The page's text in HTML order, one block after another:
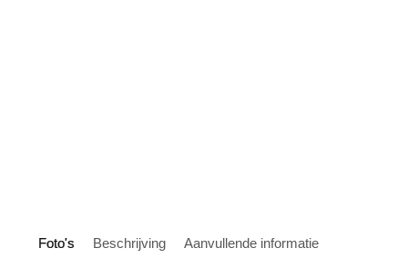
Foto's Beschrijving Aanvullende informatie